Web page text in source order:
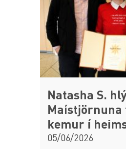
Natasha S.
kemur í
05/06/2026